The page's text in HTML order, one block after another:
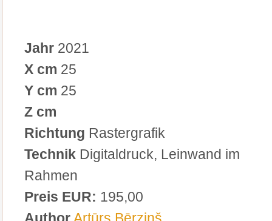
Jahr 2021
X cm 25
Y cm 25
Z cm
Richtung Rastergrafik
Technik Digitaldruck, Leinwand im
Rahmen
Preis EUR: 195,00